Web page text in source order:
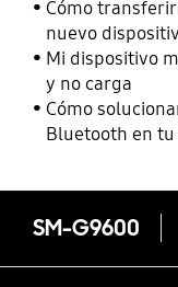
Cómo
nuevo
Mi dispositivo
y no carga
Cómo
Bluetooth en
SM-G9600